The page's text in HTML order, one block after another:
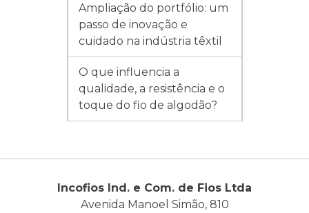
Ampliação do portfólio: um
passo de inovação e
cuidado na indústria têxtil
O que influencia a
qualidade, a resistência e o
toque do fio de algodão?
Incofios Ind. e Com. de Fios Ltda
Avenida Manoel Simão, 810